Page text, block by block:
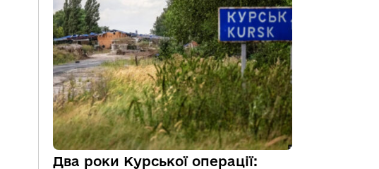
Два роки Курської операції: